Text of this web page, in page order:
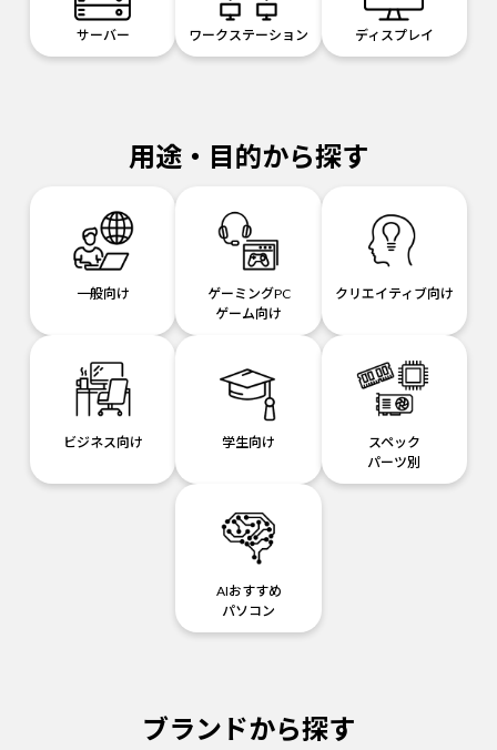
サーバー ワークステーション ディスプレイ
用途・目的から探す
一般向け
ゲーミングPC
ゲーム向け
クリエイティブ向け
ビジネス向け 学生向け
スペック
パーツ別
AIおすすめ
パソコン
ブランドから探す